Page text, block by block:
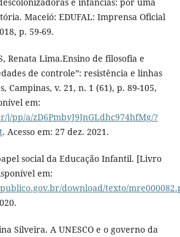
Maceió: EDUFAL: Imprensa Oficial
p. 59-69.
Renata Lima.Ensino de filosofia e
de controle”: resistência e linhas
Campinas, v. 21, n. 1 (61), p. 89-105,
em:
j/pp/a/zD6PmbyJ9JnGLdhc974hfMg/?
. Acesso em: 27 dez. 2021.
social da Educação Infantil. [Livro
em:
download/texto/
Silveira. A UNESCO e o governo da